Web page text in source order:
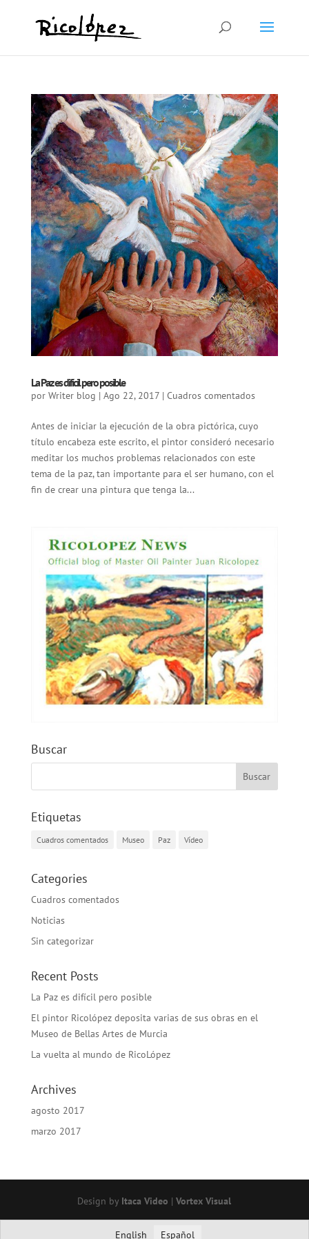
La Paz es difícil pero posible
por Writer blog | Ago 22, 2017| Cuadros comentados
Antes de iniciar la ejecución de la obra pictórica, cuyo
título encabeza este escrito, el pintor consideró necesario
meditar los muchos problemas relacionados con este
tema de la paz, tan importante para el ser humano, con el
fin de crear una pintura que tenga la...
Buscar
Etiquetas
Cuadros comentados Museo Paz Vídeo
Categories
Cuadros comentados
Noticias
Sin categorizar
Recent Posts
La Paz es difícil pero posible
El pintor Ricolópez deposita varias de sus obras en el
Museo de Bellas Artes de Murcia
La vuelta al mundo de RicoLópez
Archives
agosto 2017
marzo 2017
Design by Itaca Video |Vortex Visual
English Español